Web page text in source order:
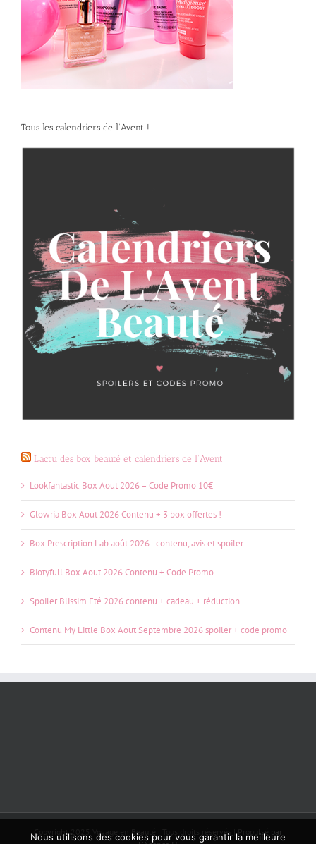
Tous les calendriers de l’Avent !
L’actu des box beauté et calendriers de l’Avent
Lookfantastic Box Aout 2026 – Code Promo 10€
Glowria Box Aout 2026 Contenu + 3 box offertes !
Box Prescription Lab août 2026 : contenu, avis et spoiler
Biotyfull Box Aout 2026 Contenu + Code Promo
Spoiler Blissim Eté 2026 contenu + cadeau + réduction
Contenu My Little Box Aout Septembre 2026 spoiler + code promo
Copyright 2025 Voyage en Beauté | Tous droits réservés | Propulsé
par
Nous utilisons des cookies pour vous garantir la meilleure